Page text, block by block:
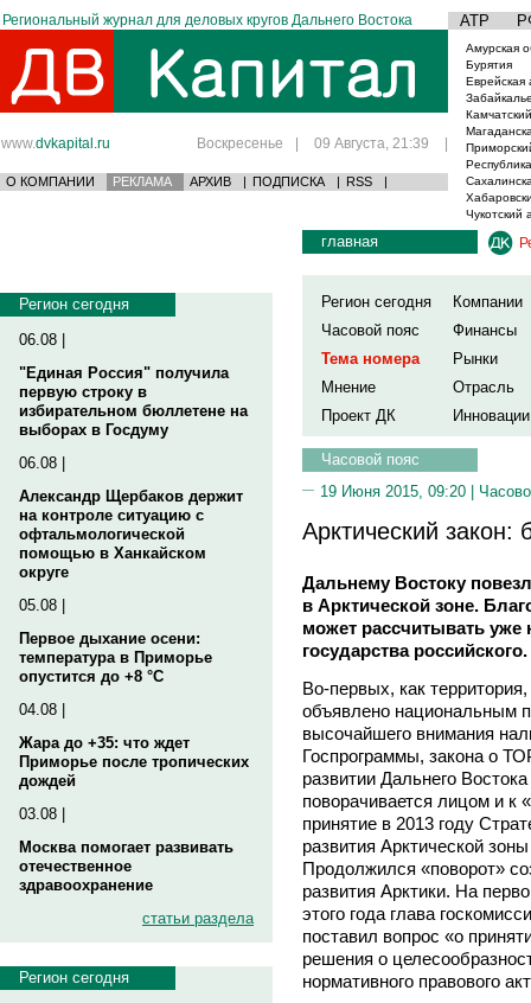
Региональный журнал для деловых кругов Дальнего Востока АТР
www.dvkapital.ru Воскресенье | 09 Августа, 21:39 |
О КОМПАНИИ РЕКЛАМА АРХИВ | ПОДПИСКА | RSS |
Амурская
Бурятия
Еврейская
Чукотский
Регион сегодня
06.08 |
"Единая Россия" получила
первую строку в
избирательном бюллетене на
выборах в Госдуму
06.08 |
Александр Щербаков держит
на контроле ситуацию с
офтальмологической
помощью в Ханкайском
округе
05.08 |
Первое дыхание осени:
температура в Приморье
опустится до +8 °C
04.08 |
Жара до +35: что ждет
Приморье после тропических
дождей
03.08 |
Москва помогает развивать
отечественное
здравоохранение
статьи раздела
Регион сегодня
главная
Регион сегодня
Компании
Часовой пояс
Финансы
Тема номера
Рынки
Мнение
Отрасль
Проект ДК
Инновации
Часовой пояс
19 Июня 2015, 09:20 |
Арктический закон:
Дальнему Востоку
в Арктической зоне.
может рассчитывать
государства российского.
Во-первых, как
объявлено национальным
высочайшего внимания
Госпрограммы, закона о
развитии Дальнего
поворачивается лицом и к
принятие в 2013 году
развития Арктической
Продолжился «поворот»
развития Арктики. На
этого года глава
поставил вопрос «о
решения о
нормативного правового